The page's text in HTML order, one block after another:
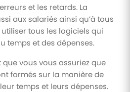
et les retards. La
aux salariés ainsi qu’à tous
tous les logiciels qui
temps et des dépenses.
vous vous assuriez que
formés sur la manière de
temps et leurs dépenses.